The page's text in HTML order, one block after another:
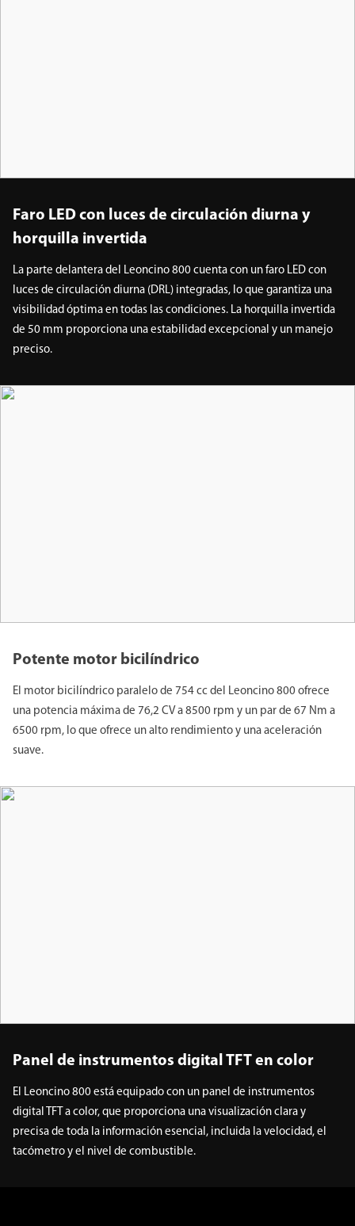
Faro LED con luces de circulación diurna y
horquilla invertida
La parte delantera del Leoncino 800 cuenta con un faro LED con
luces de circulación diurna (DRL) integradas, lo que garantiza una
visibilidad óptima en todas las condiciones. La horquilla invertida
de 50 mm proporciona una estabilidad excepcional y un manejo
preciso.
Potente motor bicilíndrico
El motor bicilíndrico paralelo de 754 cc del Leoncino 800 ofrece
una potencia máxima de 76,2 CV a 8500 rpm y un par de 67 Nm a
6500 rpm, lo que ofrece un alto rendimiento y una aceleración
suave.
Panel de instrumentos digital TFT en color
El Leoncino 800 está equipado con un panel de instrumentos
digital TFT a color, que proporciona una visualización clara y
precisa de toda la información esencial, incluida la velocidad, el
tacómetro y el nivel de combustible.